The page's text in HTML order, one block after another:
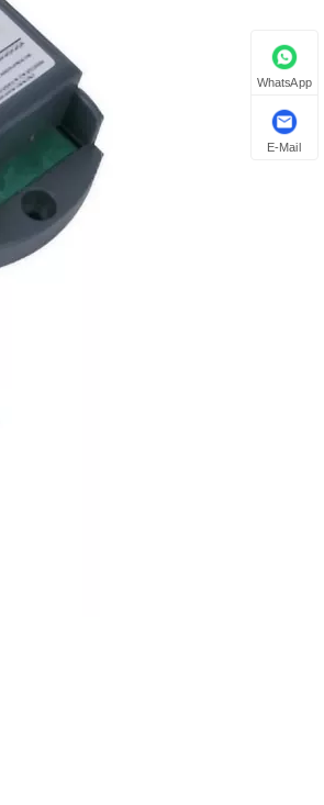
WhatsApp
E-Mail